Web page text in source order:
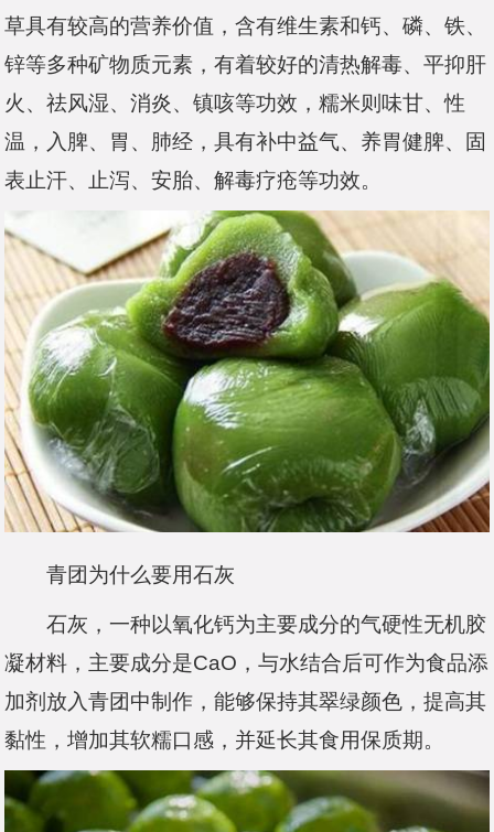
草具有较高的营养价值，含有维生素和钙、磷、铁、
锌等多种矿物质元素，有着较好的清热解毒、平抑肝
火、祛风湿、消炎、镇咳等功效，糯米则味甘、性
温，入脾、胃、肺经，具有补中益气、养胃健脾、固
表止汗、止泻、安胎、解毒疗疮等功效。
青团为什么要用石灰
石灰，一种以氧化钙为主要成分的气硬性无机胶
凝材料，主要成分是CaO，与水结合后可作为食品添
加剂放入青团中制作，能够保持其翠绿颜色，提高其
黏性，增加其软糯口感，并延长其食用保质期。